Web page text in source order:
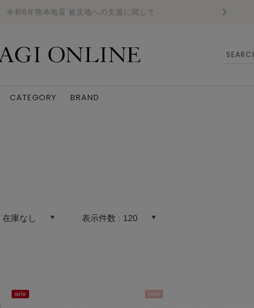
令和8年熊本地震 被災地への支援に関して
CATEGORY BRAND
在庫なし 表示件数 : 120
sale new